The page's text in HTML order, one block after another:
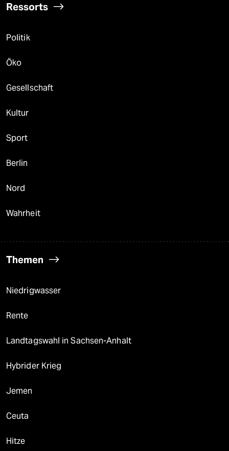
Ressorts
Politik
Öko
Gesellschaft
Kultur
Sport
Berlin
Nord
Wahrheit
Themen
Niedrigwasser
Rente
Landtagswahl in Sachsen-Anhalt
Hybrider Krieg
Jemen
Ceuta
Hitze